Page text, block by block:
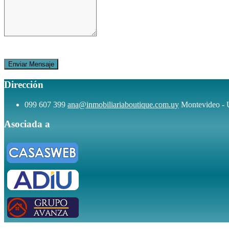
Dirección
099 607 399 ana@inmobiliariaboutique.com.uy Montevideo -
Asociada a